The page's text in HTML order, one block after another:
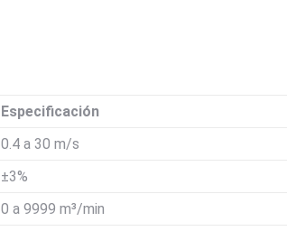
Especificación
0.4 a 30 m/s
±3%
0 a 9999 m³/min